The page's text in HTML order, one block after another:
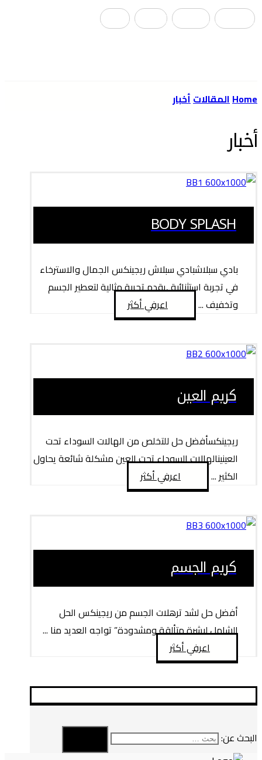
الفيسبوك انستغرام تيك توك يوتيوب
Homeالمقالاتأخبار
أخبار
BODY SPLASH
بادي سبلاشبادي سبلاش ريجينكس الجمال والاسترخاء
في تجربة استثنائية ,يقدم تجربة مثالية لتعطير الجسم
وتخفيف ...
اعرفي أكثر
كريم العين
ريجينكسأفضل حل للتخلص من الهالات السوداء تحت
العينينالهالات السوداء تحت العين مشكلة شائعة يحاول
الكثير ...
اعرفي أكثر
كريم الجسم
أفضل حل لشد ترهلات الجسم من ريجينكس الحل
الشامل لبشرة متألقة ومشدودة” تواجه العديد منا ...
اعرفي أكثر
البحث عن: